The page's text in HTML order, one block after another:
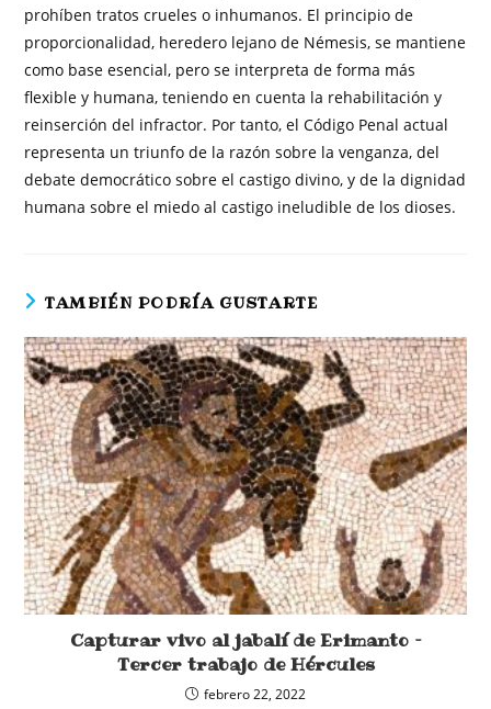
prohíben tratos crueles o inhumanos. El principio de
proporcionalidad, heredero lejano de Némesis, se mantiene
como base esencial, pero se interpreta de forma más
flexible y humana, teniendo en cuenta la rehabilitación y
reinserción del infractor. Por tanto, el Código Penal actual
representa un triunfo de la razón sobre la venganza, del
debate democrático sobre el castigo divino, y de la dignidad
humana sobre el miedo al castigo ineludible de los dioses.
TAMBIÉN PODRÍA GUSTARTE
Capturar vivo al jabalí de Erimanto –
Tercer trabajo de Hércules
febrero 22, 2022